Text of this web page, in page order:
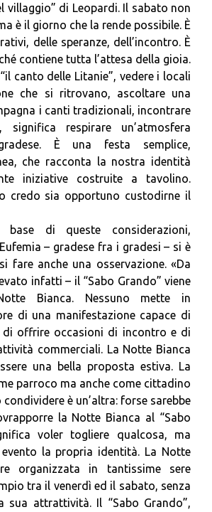
villaggio” di Leopardi. Il sabato non
è il giorno che la rende possibile. È
delle speranze, dell’incontro. È
contiene tutta l’attesa della gioia.
canto delle Litanie”, vedere i locali
che si ritrovano, ascoltare una
i canti tradizionali, incontrare
respirare un’atmosfera
È una festa semplice,
che racconta la nostra identità
iniziative costruite a tavolino.
credo sia opportuno custodirne il
di queste considerazioni,
– gradese fra i gradesi – si è
fare anche una osservazione. «Da
infatti – il “Sabo Grando” viene
Bianca. Nessuno mette in
di una manifestazione capace di
di offrire occasioni di incontro e di
commerciali. La Notte Bianca
una bella proposta estiva. La
parroco ma anche come cittadino
è un’altra: forse sarebbe
la Notte Bianca al “Sabo
voler togliere qualcosa, ma
la propria identità. La Notte
organizzata in tantissime sere
tra il venerdì ed il sabato, senza
sua attrattività. Il “Sabo Grando”,